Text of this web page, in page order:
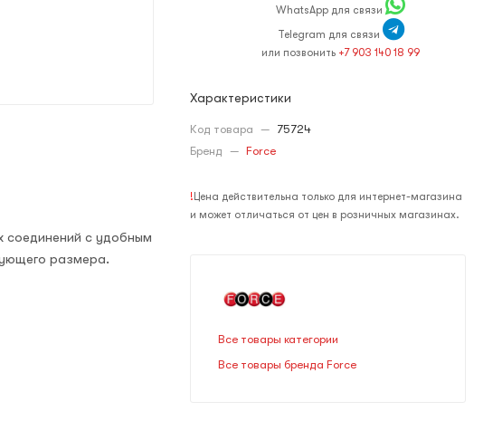
соединений с удобным
размера.
WhatsApp для связи
Telegram для связи
или позвонить +7 903 140 18 99
Характеристики
Код товара — 75724
Бренд — Force
! Цена действительна только для интернет-магазина
и может отличаться от цен в розничных магазинах.
Все товары категории
Все товары бренда Force